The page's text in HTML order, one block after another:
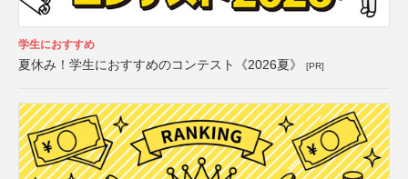
学生におすすめ
夏休み！学生におすすめのコンテスト《2026夏》 [PR]